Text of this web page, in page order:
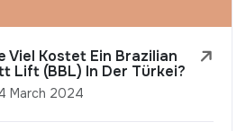
Viel Kostet Ein Brazilian
Lift (BBL) In Der Türkei?
March 2024